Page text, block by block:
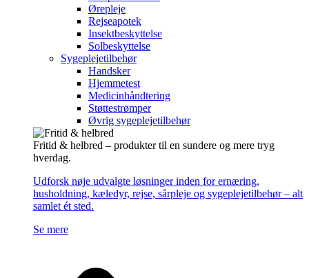
Ørepleje
Rejseapotek
Insektbeskyttelse
Solbeskyttelse
Sygeplejetilbehør
Handsker
Hjemmetest
Medicinhåndtering
Støttestrømper
Øvrig sygeplejetilbehør
Fritid & helbred – produkter til en sundere og mere tryg
hverdag.
Udforsk nøje udvalgte løsninger inden for ernæring,
husholdning, kæledyr, rejse, sårpleje og sygeplejetilbehør – alt
samlet ét sted.
Se mere